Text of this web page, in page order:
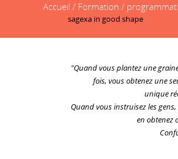
Accueil / Formation /
"Quand vous plantez une
fois, vous obtenez une
unique
Quand vous instruisez les gens,
en obtenez